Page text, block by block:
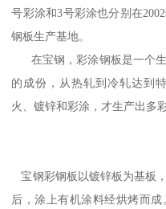
号彩涂和3号彩涂也分别在
钢板生产基地。
在宝钢，彩涂钢板是一个生
的成份，从热轧到冷轧达到
火、镀锌和彩涂，才生产出多
宝钢彩钢板以镀锌板为基板
后，涂上有机涂料经烘烤而